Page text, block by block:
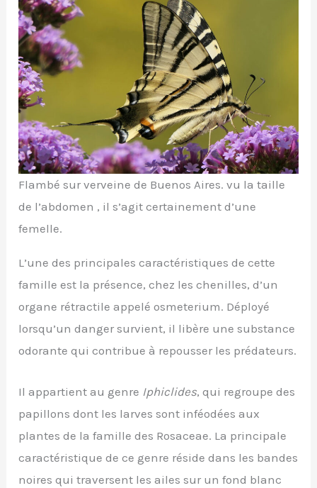
Flambé sur verveine de Buenos Aires. vu la taille
de l’abdomen , il s’agit certainement d’une
femelle.
L’une des principales caractéristiques de cette
famille est la présence, chez les chenilles, d’un
organe rétractile appelé osmeterium. Déployé
lorsqu’un danger survient, il libère une substance
odorante qui contribue à repousser les prédateurs.
Il appartient au genre Iphiclides, qui regroupe des
papillons dont les larves sont inféodées aux
plantes de la famille des Rosaceae. La principale
caractéristique de ce genre réside dans les bandes
noires qui traversent les ailes sur un fond blanc